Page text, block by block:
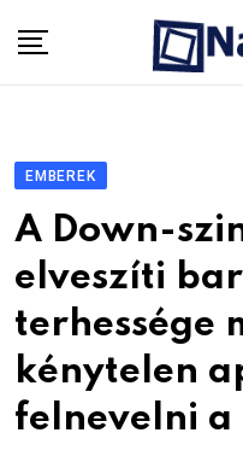
EMBEREK
A Down-
elveszíti
terhessége
kénytelen
felnevelni